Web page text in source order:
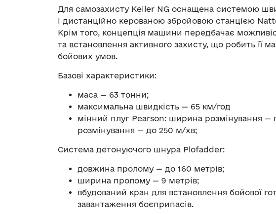
Для самозахисту Keiler NG оснащена системою
і дистанційно керованою збройовою станцією
Крім того, концепція машини передбачає
та встановлення активного захисту, що робить її
бойових умов.
Базові характеристики:
маса — 63 тонни;
максимальна швидкість — 65 км/год
мінний плуг Pearson: ширина розмінування —
розмінування — до 250 м/хв;
Система детонуючого шнура Plofadder:
довжина пролому — до 160 метрів;
ширина пролому — 9 метрів;
вбудований кран для встановлення бойової
завантаження боєприпасів.